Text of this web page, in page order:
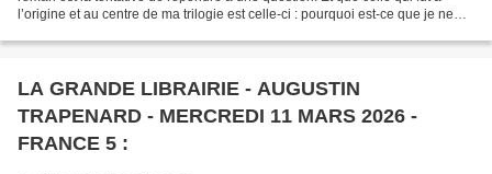
l’origine et au centre de ma trilogie est celle-ci : pourquoi est-ce que je ne
LA GRANDE LIBRAIRIE - AUGUSTIN
TRAPENARD - MERCREDI 11 MARS 2026 -
FRANCE 5 :